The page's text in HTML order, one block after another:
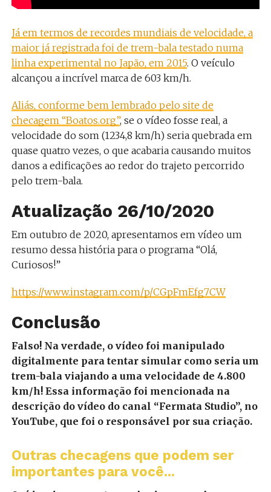
Já em termos de recordes mundiais de velocidade, a
maior já registrada foi de trem-bala testado numa
linha experimental no Japão, em 2015. O veículo
alcançou a incrível marca de 603 km/h.
Aliás, conforme bem lembrado pelo site de
checagem “Boatos.org”, se o vídeo fosse real, a
velocidade do som (1234,8 km/h) seria quebrada em
quase quatro vezes, o que acabaria causando muitos
danos a edificações ao redor do trajeto percorrido
pelo trem-bala.
Atualização 26/10/2020
Em outubro de 2020, apresentamos em vídeo um
resumo dessa história para o programa “Olá,
Curiosos!”
https://www.instagram.com/p/CGpFmEfg7CW
Conclusão
Falso! Na verdade, o vídeo foi manipulado
digitalmente para tentar simular como seria um
trem-bala viajando a uma velocidade de 4.800
km/h! Essa informação foi mencionada na
descrição do vídeo do canal “Fermata Studio”, no
YouTube, que foi o responsável por sua criação.
Outras checagens que podem ser
importantes para você...